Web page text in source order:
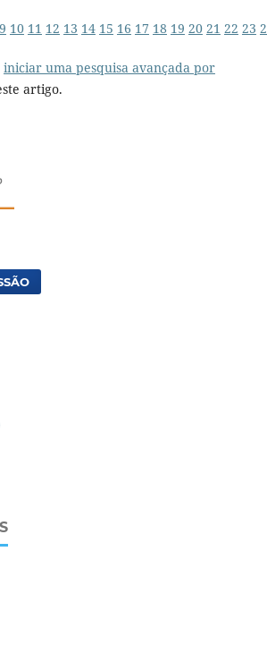
9 10 11 12 13 14 15 16 17 18 19 20 21 22 23
iniciar uma pesquisa avançada por
artigo.